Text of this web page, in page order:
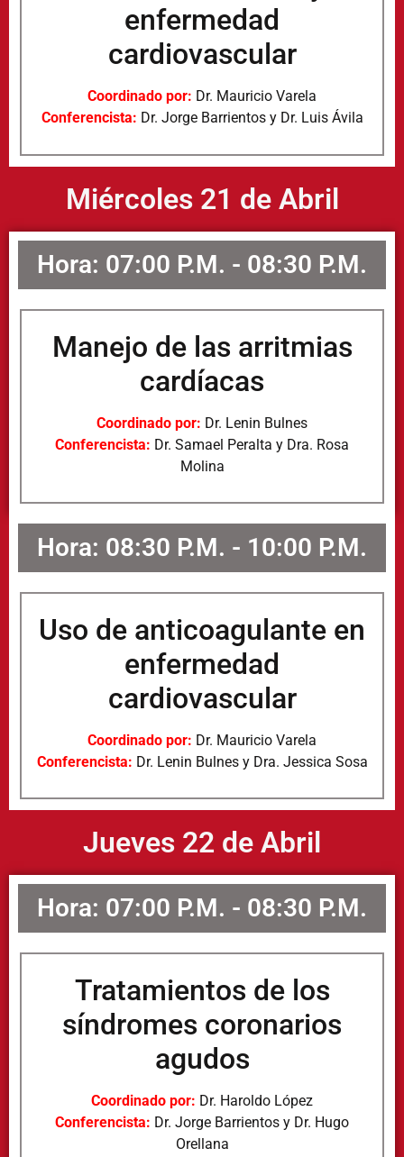
enfermedad
cardiovascular
Coordinado por: Dr. Mauricio Varela
Conferencista: Dr. Jorge Barrientos y Dr. Luis Ávila
Miércoles 21 de Abril
Hora: 07:00 P.M. - 08:30 P.M.
Manejo de las arritmias
cardíacas
Coordinado por: Dr. Lenin Bulnes
Conferencista: Dr. Samael Peralta y Dra. Rosa
Molina
Hora: 08:30 P.M. - 10:00 P.M.
Uso de anticoagulante en
enfermedad
cardiovascular
Coordinado por: Dr. Mauricio Varela
Conferencista: Dr. Lenin Bulnes y Dra. Jessica Sosa
Jueves 22 de Abril
Hora: 07:00 P.M. - 08:30 P.M.
Tratamientos de los
síndromes coronarios
agudos
Coordinado por: Dr. Haroldo López
Conferencista: Dr. Jorge Barrientos y Dr. Hugo
Orellana